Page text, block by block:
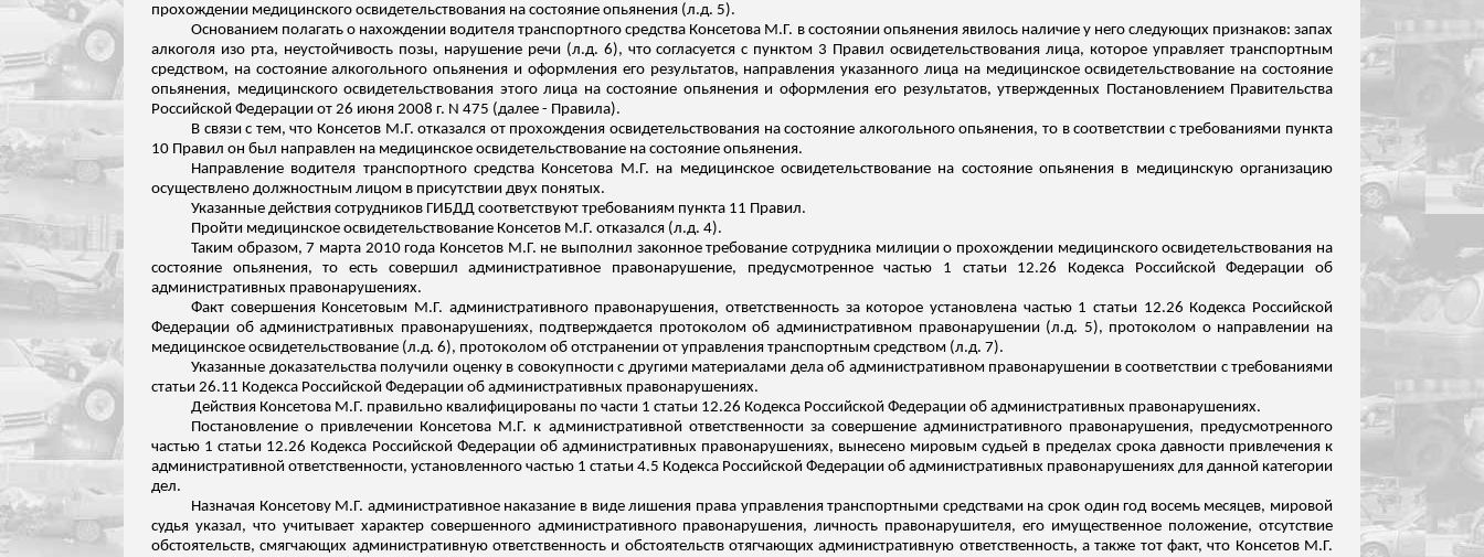
прохождении медицинского освидетельствования на состояние опьянения (л.д. 5).
Основанием полагать о нахождении водителя транспортного средства Консетова М.Г. в состоянии опьянения явилось наличие у него следующих признаков: запах
алкоголя изо рта, неустойчивость позы, нарушение речи (л.д. 6), что согласуется с пунктом 3 Правил освидетельствования лица, которое управляет транспортным
средством, на состояние алкогольного опьянения и оформления его результатов, направления указанного лица на медицинское освидетельствование на состояние
опьянения, медицинскогоосвидетельствования этого лица на состояние опьянения и оформления его результатов, утвержденных Постановлением Правительства
Российской Федерации от 26 июня 2008 г. N 475 (далее - Правила).
В связи с тем, что Консетов М.Г. отказался от прохождения освидетельствования на состояние алкогольного опьянения, то в соответствии с требованиями пункта
10 Правил он был направлен на медицинское освидетельствование на состояние опьянения.
Направление водителя транспортного средства Консетова М.Г. на медицинское освидетельствованиена состояние опьянения в медицинскую организацию
осуществлено должностным лицом в присутствии двух понятых.
Указанные действия сотрудников ГИБДД соответствуют требованиям пункта 11 Правил.
Пройти медицинское освидетельствование Консетов М.Г. отказался (л.д. 4).
Таким образом, 7 марта 2010 года Консетов М.Г. не выполнил законное требование сотрудника милиции о прохождении медицинского освидетельствования на
состояние опьянения, то есть совершил административное правонарушение, предусмотренное частью 1 статьи 12.26 Кодекса Российской Федерации об
административных правонарушениях.
Факт совершения Консетовым М.Г. административного правонарушения, ответственность за которое установлена частью 1 статьи 12.26 Кодекса Российской
Федерации об административных правонарушениях, подтверждается протоколом об административном правонарушении (л.д. 5), протоколом о направлении на
медицинское освидетельствование (л.д. 6), протоколом об отстранении от управления транспортным средством (л.д. 7).
Указанные доказательства получили оценку в совокупности с другими материалами дела об административном правонарушении в соответствии с требованиями
статьи 26.11 Кодекса Российской Федерации об административных правонарушениях.
Действия Консетова М.Г. правильно квалифицированы по части 1 статьи 12.26 Кодекса Российской Федерации об административных правонарушениях.
Постановление о привлечении Консетова М.Г. к административной ответственности за совершение административного правонарушения, предусмотренного
частью 1 статьи 12.26 Кодекса Российской Федерации об административных правонарушениях, вынесено мировым судьей в пределах срока давности привлечения к
административной ответственности, установленного частью 1 статьи 4.5 Кодекса Российской Федерации об административных правонарушениях для данной категории
дел.
Назначая КонсетовуМ.Г. административное наказание в виде лишения права управления транспортными средствами на срок один год восемь месяцев, мировой
судья указал, что учитывает характер совершенного административного правонарушения, личность правонарушителя, его имущественное положение, отсутствие
обстоятельств, смягчающих административную ответственность и обстоятельств отягчающих административную ответственность, а также тот факт, что КонсетовМ.Г.